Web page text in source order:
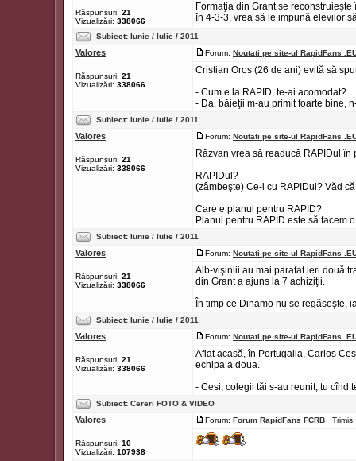
Răspunsuri: 21
Vizualizări: 338066
Formaţia din Grant se
în 4-3-3, vrea să le impună elevilor
Subiect: Iunie / Iulie / 2011
Valores
Răspunsuri: 21
Vizualizări: 338066
Forum: Noutati pe site-ul RapidFans
Cristian Oros (26 de ani) evită să
- Cum e la RAPID, te-ai acomodat?
- Da, băieţii m-au primit foarte bine,
Subiect: Iunie / Iulie / 2011
Valores
Răspunsuri: 21
Vizualizări: 338066
Forum: Noutati pe site-ul RapidFans
Răzvan vrea să readucă RAPIDul în
RAPIDul?
(zâmbeşte) Ce-i cu RAPIDul? Văd
Care e planul pentru RAPID?
Planul pentru RAPID este să facem
Subiect: Iunie / Iulie / 2011
Valores
Răspunsuri: 21
Vizualizări: 338066
Forum: Noutati pe site-ul RapidFans
Alb-vişiniii au mai parafat ieri două
din Grant a ajuns la 7 achiziţii.
În timp ce Dinamo nu se regăseşte,
Subiect: Iunie / Iulie / 2011
Valores
Răspunsuri: 21
Vizualizări: 338066
Forum: Noutati pe site-ul RapidFans
Aflat acasă, în Portugalia, Carlos
echipa a doua.
- Cesi, colegii tăi s-au reunit, tu cînd
Subiect: Cereri FOTO & VIDEO
Valores
Răspunsuri: 10
Vizualizări: 107938
Forum: Forum RapidFans FCRB